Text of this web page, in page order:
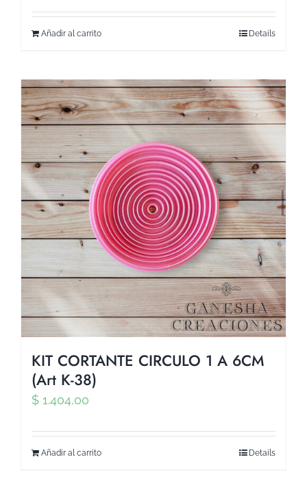
Añadir al carrito Details
KIT CORTANTE CIRCULO 1 A 6CM
(Art K-38)
$ 1.404,00
Añadir al carrito Details